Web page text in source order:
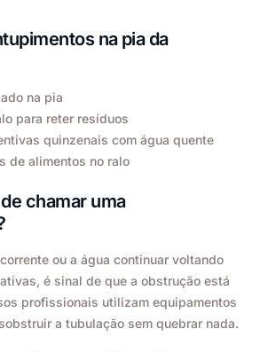
na pia da
na pia
para reter resíduos
quinzenais com água quente
de alimentos no ralo
chamar uma
ou a água continuar voltando
é sinal de que a obstrução está
profissionais utilizam equipamentos
a tubulação sem quebrar nada.